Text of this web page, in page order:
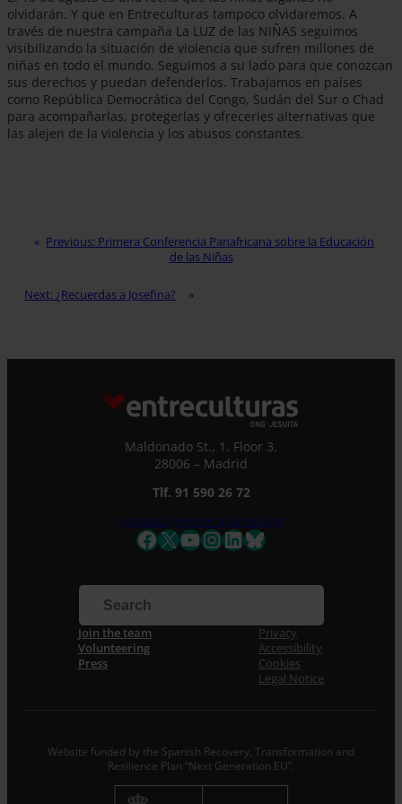
olvidarán. Y que en Entreculturas tampoco olvidaremos. A
través de nuestra campaña La LUZ de las NIÑAS seguimos
visibilizando la situación de violencia que sufren millones de
niñas en todo el mundo. Seguimos a su lado para que conozcan
sus derechos y puedan defenderlos. Trabajamos en países
como República Democrática del Congo, Sudán del Sur o Chad
para acompañarlas, protegerlas y ofrecerles alternativas que
las alejen de la violencia y los abusos constantes.
Previous: Primera Conferencia Panafricana sobre la Educación
de las Niñas
Next: ¿Recuerdas a Josefina?
Maldonado St., 1. Floor 3.
28006 – Madrid
Tlf. 91 590 26 72
noticias@entreculturas.org
Facebook
X YouTube
Instagram
LinkedIn
Bluesky
Join the team
Volunteering
Press
Privacy
Accessibility
Cookies
Legal Notice
Website funded by the Spanish Recovery, Transformation and
Resilience Plan “Next Generation EU”.